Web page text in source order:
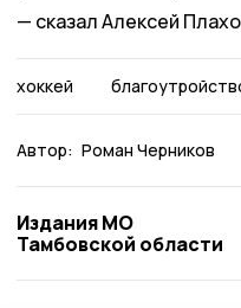
сказал Алексей
хоккей
Автор: Роман Черников
Издания МО
Тамбовской области